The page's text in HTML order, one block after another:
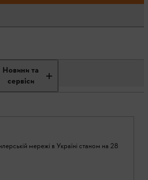
Новини та
сервіси
мережі в Україні станом на 28